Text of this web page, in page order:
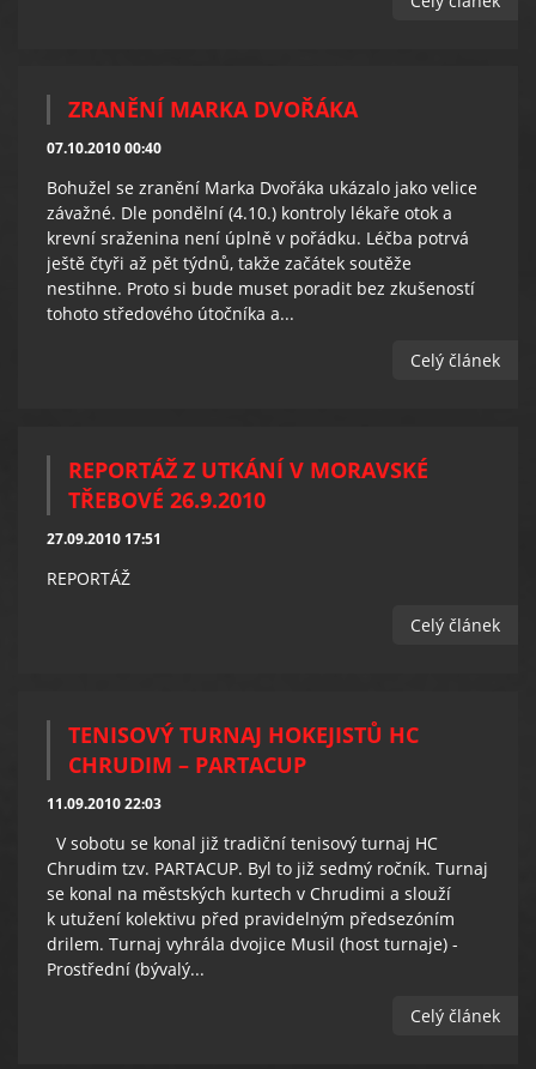
ZRANĚNÍ MARKA DVOŘÁKA
07.10.2010 00:40
Bohužel se zranění Marka Dvořáka ukázalo jako velice
závažné. Dle pondělní (4.10.) kontroly lékaře otok a
krevní sraženina není úplně v pořádku. Léčba potrvá
ještě čtyři až pět týdnů, takže začátek soutěže
nestihne. Proto si bude muset poradit bez zkušeností
tohoto středového útočníka a...
Celý článek
REPORTÁŽ Z UTKÁNÍ V MORAVSKÉ
TŘEBOVÉ 26.9.2010
27.09.2010 17:51
REPORTÁŽ
Celý článek
TENISOVÝ TURNAJ HOKEJISTŮ HC
CHRUDIM – PARTACUP
11.09.2010 22:03
V sobotu se konal již tradiční tenisový turnaj HC
Chrudim tzv. PARTACUP. Byl to již sedmý ročník. Turnaj
se konal na městských kurtech v Chrudimi a slouží
k utužení kolektivu před pravidelným předsezóním
drilem. Turnaj vyhrála dvojice Musil (host turnaje) -
Prostřední (bývalý...
Celý článek